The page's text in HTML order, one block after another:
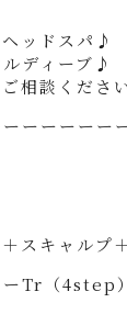
ッドスパ♪
ディーブ♪
相談くださ
ーーーーー
スキャル
ーTr（4step